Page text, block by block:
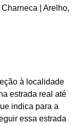
| Arelho,
à localidade
estrada real até
indica para a
essa estrada